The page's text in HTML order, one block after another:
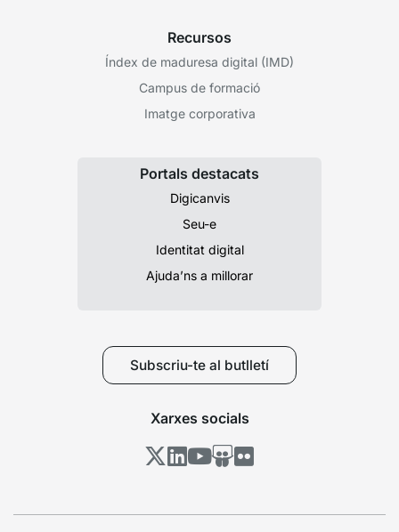
Recursos
Índex de maduresa digital (IMD)
Campus de formació
Imatge corporativa
Portals destacats
Digicanvis
Seu-e
Identitat digital
Ajuda’ns a millorar
Subscriu-te al butlletí
Xarxes socials